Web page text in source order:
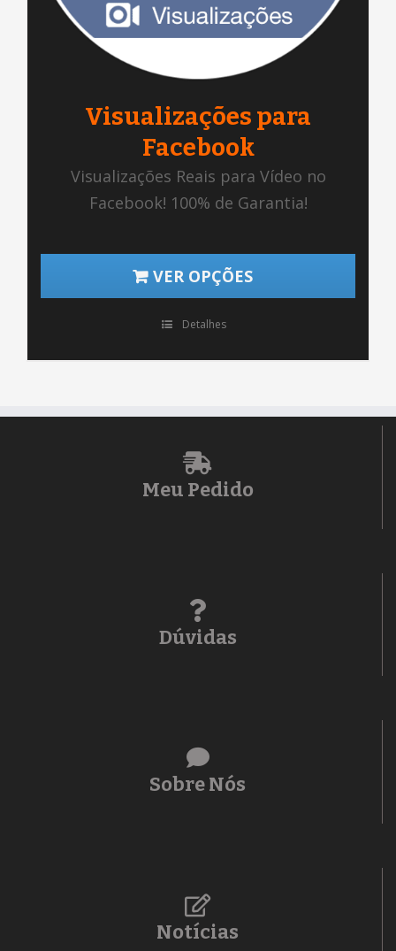
Visualizações para
Facebook
Visualizações Reais para Vídeo no
Facebook! 100% de Garantia!
VER OPÇÕES
Detalhes
Meu Pedido
Dúvidas
Sobre Nós
Notícias